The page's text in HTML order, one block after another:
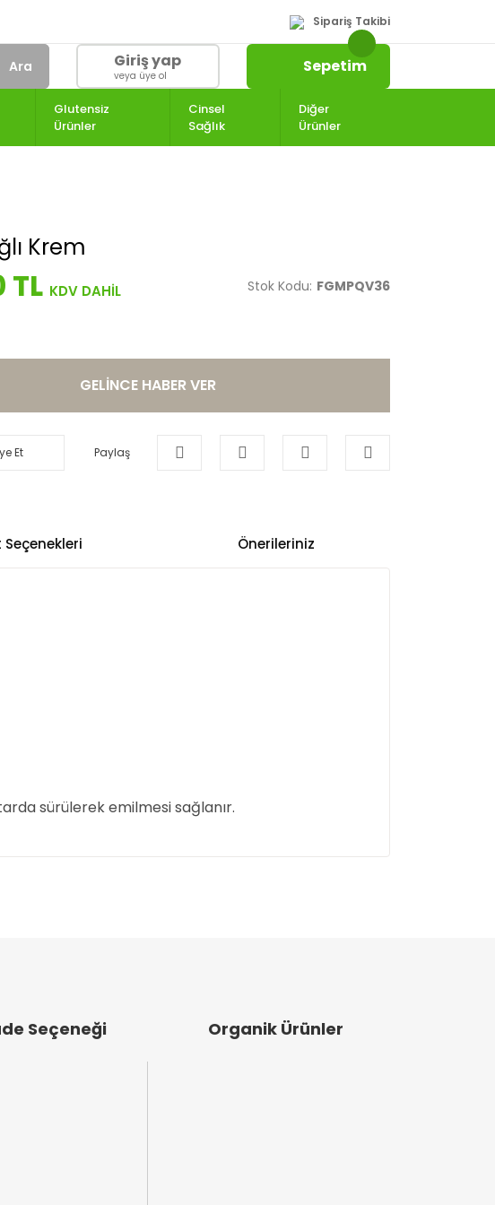
Sipariş Takibi
Ara Giriş yap
veya üye ol Sepetim
Glutensiz
Ürünler
Cinsel
Sağlık
Diğer
Ürünler
Krem
Stok Kodu: FGMPQV36
GELİNCE HABER VER
Et Paylaş
Önerileriniz
sürülerek emilmesi sağlanır.
öneri formunu kullanarak tarafımıza iletebilirsiniz.
Seçeneği Organik Ürünler